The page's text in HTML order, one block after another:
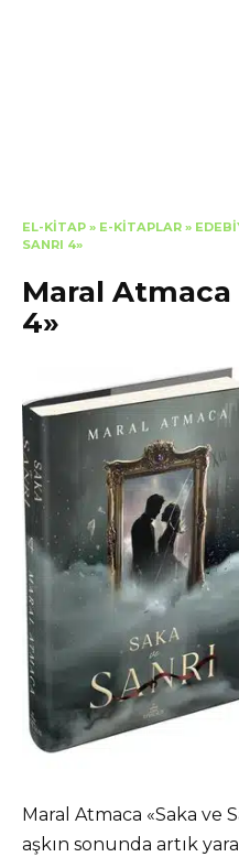
EL-KITAP » E-KITAPLAR »
SANRI 4»
Maral Atmaca
4»
Maral Atmaca «Saka ve
aşkın sonunda artık